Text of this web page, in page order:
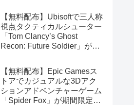
【無料配布】Ubisoftで三人称
視点タクティカルシューター
「Tom Clancy’s Ghost
Recon: Future Soldier」が期
Connect版）
【無料配布】Epic Gamesス
トアでカジュアルな3Dアク
ションアドベンチャーゲーム
「Spider Fox」が期間限定で